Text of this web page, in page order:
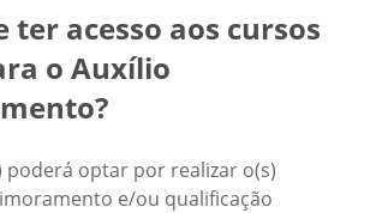
ter acesso aos cursos
o Auxílio
poderá optar por realizar o(s)
e/ou qualificação